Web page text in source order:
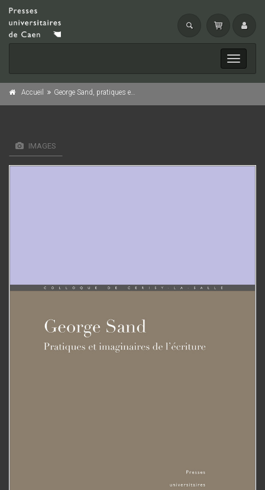
Toggle
Accueil George Sand, pratiques et imaginaires de l'écriture
IMAGES